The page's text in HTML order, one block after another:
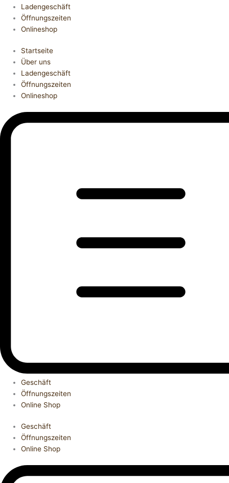
Ladengeschäft
Öffnungszeiten
Onlineshop
Startseite
Über uns
Ladengeschäft
Öffnungszeiten
Onlineshop
Geschäft
Öffnungszeiten
Online Shop
Geschäft
Öffnungszeiten
Online Shop